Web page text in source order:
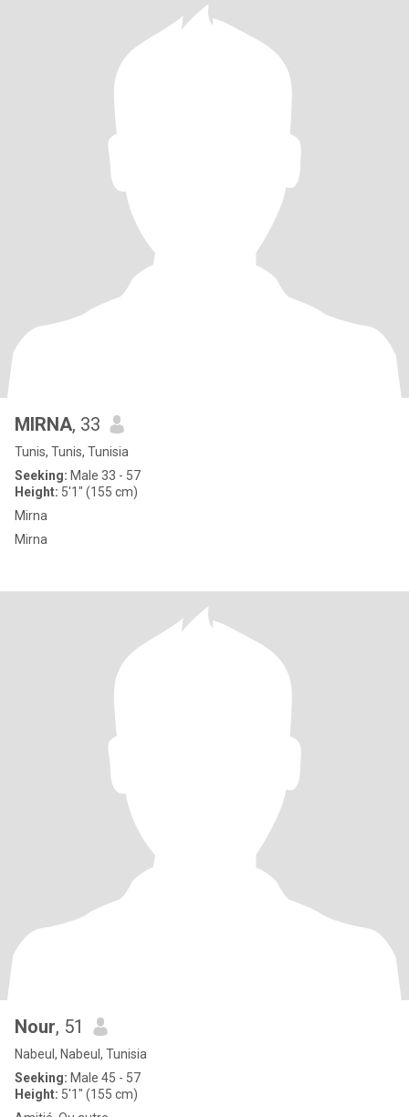
MIRNA, 33
Tunis, Tunis, Tunisia
Seeking: Male 33 - 57
Height: 5'1" (155 cm)
Mirna
Mirna
Nour, 51
Nabeul, Nabeul, Tunisia
Seeking: Male 45 - 57
Height: 5'1" (155 cm)